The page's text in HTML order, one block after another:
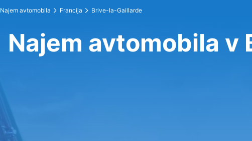
Najem avtomobila Francija Brive-la-Gaillarde
Najem avtomobila